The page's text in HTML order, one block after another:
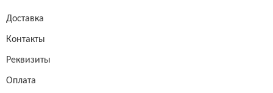
Доставка
Контакты
Реквизиты
Оплата